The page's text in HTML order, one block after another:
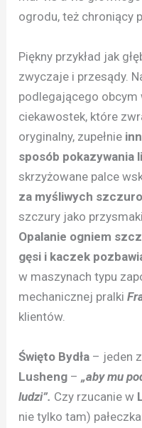
ogrodu, też chroniący
Piękny przykład jak
zwyczaje i przesądy.
podlegającego obcym
ciekawostek, które
oryginalny, zupełnie
sposób pokazywania
skrzyżowane palce
za myśliwych
szczury jako
Opalanie ogniem
gęsi i kaczek
w maszynach typu
mechanicznej pralki
klientów.
Święto Bydła – jeden
Lusheng – „aby mu
ludzi”. Czy rzucanie w
nie tylko tam)